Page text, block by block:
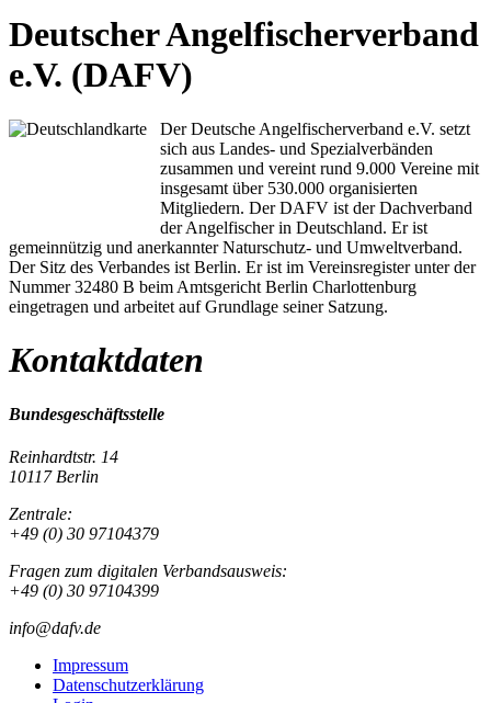
Deutscher Angelfischerverband
e.V. (DAFV)
Der Deutsche Angelfischerverband e.V. setzt
sich aus Landes- und Spezialverbänden
zusammen und vereint rund 9.000 Vereine mit
insgesamt über 530.000 organisierten
Mitgliedern. Der DAFV ist der Dachverband
der Angelfischer in Deutschland. Er ist
gemeinnützig und anerkannter Naturschutz- und Umweltverband.
Der Sitz des Verbandes ist Berlin. Er ist im Vereinsregister unter der
Nummer 32480 B beim Amtsgericht Berlin Charlottenburg
eingetragen und arbeitet auf Grundlage seiner Satzung.
Kontaktdaten
Bundesgeschäftsstelle
Reinhardtstr. 14
10117 Berlin
Zentrale:
+49 (0) 30 97104379
Fragen zum digitalen Verbandsausweis:
+49 (0) 30 97104399
info@dafv.de
Impressum
Datenschutzerklärung